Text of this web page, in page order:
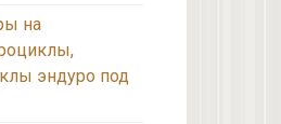
на
эндуро под